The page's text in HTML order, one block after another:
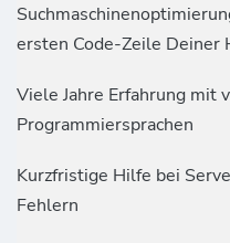
ersten Code-Zeile Deiner
Viele Jahre Erfahrung mit
Programmiersprachen
Kurzfristige Hilfe bei
Fehlern